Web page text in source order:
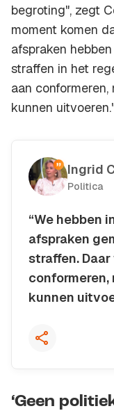
begroting", zegt
moment komen
afspraken
straffen in het
aan
kunnen
Ingrid
Politica
“We hebben
afspraken
straffen.
kunnenKopieer
‘Geen